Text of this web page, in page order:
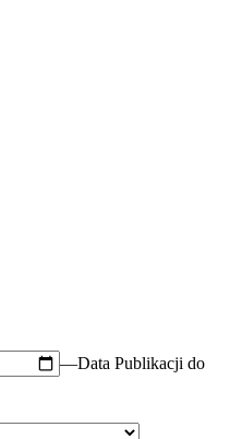
—Data Publikacji do